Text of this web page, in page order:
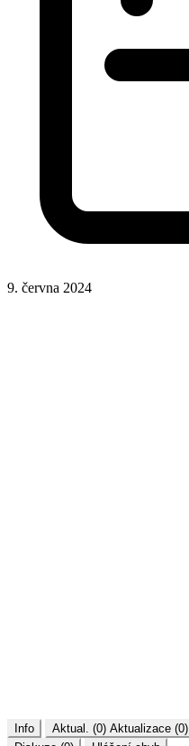
9. června 2024
Info Aktual. (0) Aktualizace (0)